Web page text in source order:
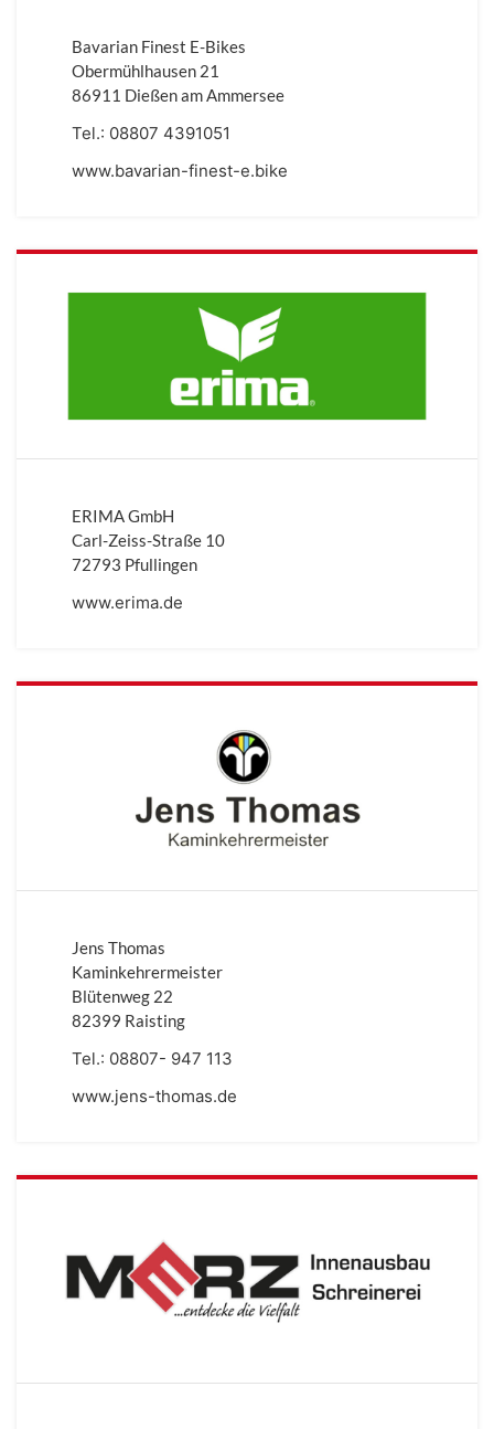
Bavarian Finest E-Bikes
Obermühlhausen 21
86911 Dießen am Ammersee
Tel.: 08807 4391051
www.bavarian-finest-e.bike
ERIMA GmbH
Carl-Zeiss-Straße 10
72793 Pfullingen
www.erima.de
Jens Thomas
Kaminkehrermeister
Blütenweg 22
82399 Raisting
Tel.: 08807- 947 113
www.jens-thomas.de